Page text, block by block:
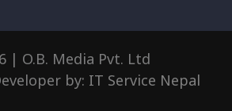
| O.B. Media Pvt. Ltd
by: IT Service Nepal